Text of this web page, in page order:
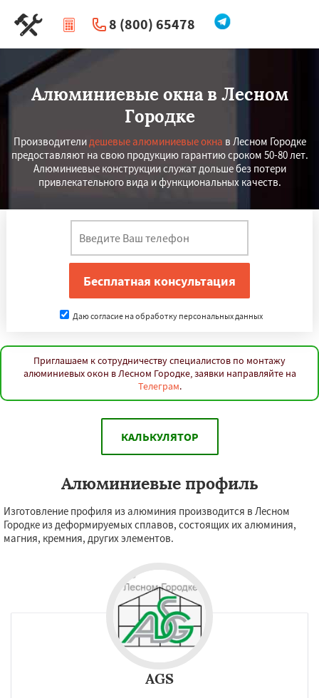
8 (800) 65478
| Перезвоните мне
Алюминиевые окна в Лесном
Городке
Производителидешевые алюминиевые окна в Лесном Городке
предоставляют на свою продукцию гарантию сроком 50-80 лет.
Алюминиевые конструкции служат дольше без потери
привлекательного вида и функциональных качеств.
Даю согласие на обработку персональных данных
Приглашаем к сотрудничеству специалистов по монтажу
алюминиевых окон в Лесном Городке, заявки направляйте на
Телеграм.
КАЛЬКУЛЯТОР
Алюминиевые профиль
Изготовление профиля из алюминия производится в Лесном
Городке из деформируемых сплавов, состоящих их алюминия,
магния, кремния, других элементов.
AGS